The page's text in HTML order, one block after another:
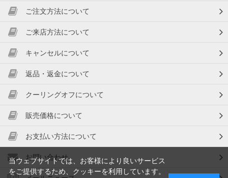
ご注文方法について
ご来店方法について
キャンセルについて
返品・返金について
クーリングオフについて
販売価格について
お支払い方法について
お問い合わせ
当ウェブサイトでは、お客様により良いサービス
をご提供するため、クッキーを利用しています。